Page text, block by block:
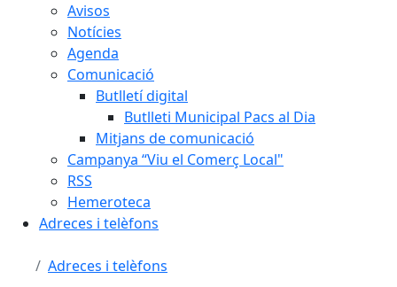
Avisos
Notícies
Agenda
Comunicació
Butlletí digital
Butlleti Municipal Pacs al Dia
Mitjans de comunicació
Campanya “Viu el Comerç Local"
RSS
Hemeroteca
Adreces i telèfons
Adreces i telèfons